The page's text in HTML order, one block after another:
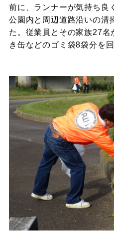
前に、ランナーが気持ち良
公園内と周辺道路沿いの清
た。従業員とその家族27名
き缶などのゴミ袋8袋分を回